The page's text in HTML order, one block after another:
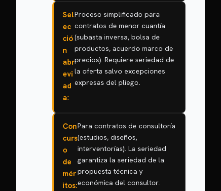
Sel
ec
ció
n
abr
evi
ad
a:
Proceso simplificado para
contratos de menor cuantía
(subasta inversa, bolsa de
productos, acuerdo marco de
precios). Requiere seriedad de
la oferta salvo excepciones
expresas del pliego.
Con
curs
o
de
mér
itos:
Para contratos de consultoría
(estudios, diseños,
interventorías). La seriedad
garantiza la seriedad de la
propuesta técnica y
económica del consultor.